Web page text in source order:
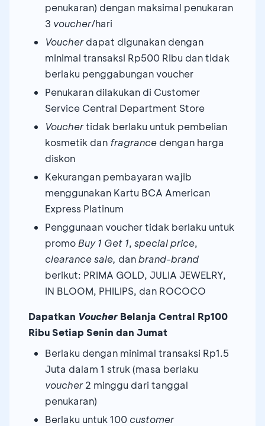
penukaran) dengan maksimal penukaran
3 voucher/hari
Voucherdapat digunakan dengan
minimal transaksi Rp500 Ribu dan tidak
berlaku penggabungan voucher
Penukaran dilakukan di Customer
Service Central Department Store
Vouchertidak berlaku untuk pembelian
kosmetik dan fragrance dengan harga
diskon
Kekurangan pembayaran wajib
menggunakan Kartu BCA American
Express Platinum
Penggunaan voucher tidak berlaku untuk
promoBuy 1 Get 1, special price,
clearance sale, danbrand-brand
berikut: PRIMA GOLD, JULIA JEWELRY,
IN BLOOM, PHILIPS, dan ROCOCO
Dapatkan Voucher Belanja Central Rp100
Ribu Setiap Senin dan Jumat
Berlaku dengan minimal transaksi Rp1.5
Juta dalam 1 struk (masa berlaku
voucher2 minggu dari tanggal
penukaran)
Berlaku untuk 100 customer